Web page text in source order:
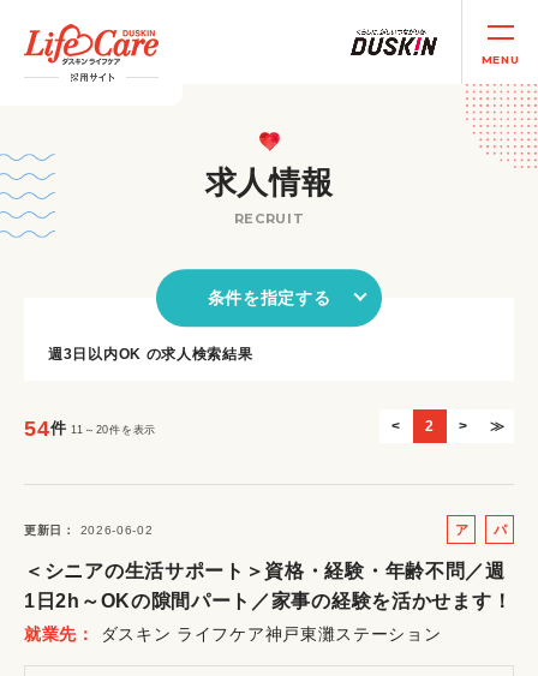
MENU
求人情報
RECRUIT
条件を指定する
週3日以内OK の求人検索結果
54件 11～20件を表示 < 2 > ≫
更新日 2026-06-02
ア
バ
イ
パ
ト
＜シニアの生活サポート＞資格・経験・年齢不問／週
1日2h～OKの隙間パート／家事の経験を活かせます！
就業先 ダスキン ライフケア神戸東灘ステーション